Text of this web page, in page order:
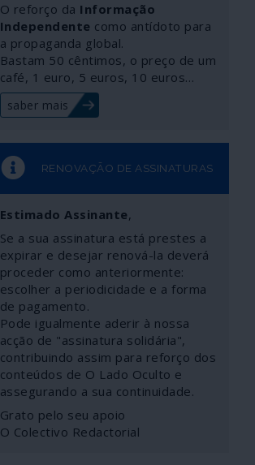
O reforço da Informação
Independente como antídoto para
a propaganda global.
Bastam 50 cêntimos, o preço de um
café, 1 euro, 5 euros, 10 euros…
saber mais
RENOVAÇÃO DE ASSINATURAS
Estimado Assinante,
Se a sua assinatura está prestes a
expirar e desejar renová-la deverá
proceder como anteriormente:
escolher a periodicidade e a forma
de pagamento.
Pode igualmente aderir à nossa
acção de "assinatura solidária",
contribuindo assim para reforço dos
conteúdos de O Lado Oculto e
assegurando a sua continuidade.
Grato pelo seu apoio
O Colectivo Redactorial